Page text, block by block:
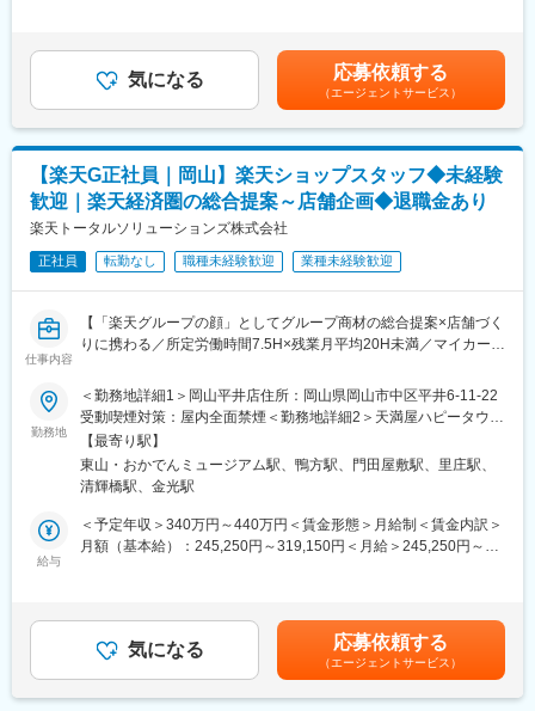
自動車の販売・整備・買取・オークション・リサイクルまで車に
関する全てを扱っており、多角的な事業展開で安定した収益を上
げています。
2024年にはシティライトを親会社とするグループ会社が12社とな
り、グループ売上は180億円を超える規模となりました。今後も
M&Aを強化しグループ会社を増やし、売上高は200億円、300億円
と拡大を目指しております。
デジタル化・DX推進のほか、地域スポーツ支援やサステナビリテ
ィにも取り組んでいます。
・年次決算業務 など
グループ会社の経理業務も一括して行っており、部署ごとに担当
経理がついています。入社後、まずは先輩社員と一緒に担当部署
■組織構成：
経理部門には、20代～50代の5名（管理職含めて５名）の社員が
所属しております。
■ステップアップ：
将来的には主任→係長→課長とリーダークラスから管理職クラス
へのステップアップを期待しています。
■働き方：
7時間30分労働・残業20ｈ以内
転勤無し
育産休実績あり／家族手当など子育て支援あり
※有給取得もしやすい環境です！
自動車の販売・整備・買取・オークション・リサイクルまで車に
関する全てを扱っており、多角的な事業展開で安定した収益を上
デジタル化・DX推進のほか、地域スポーツ支援やサステナビリテ
ィにも取り組んでいます。
与：あり（年2回）■昇給：あり（年1回）賃金はあくまでも目安
の金額であり、選考を通じて上下する可能性があります。月給(月
額)は固定手当を含めた表記です。
気になる 応募依頼する
（エージェントサービス）
【楽天G正社員｜岡山】楽天ショップスタッフ◆未経験
歓迎｜楽天経済圏の総合提案～店舗企画◆退職金あり
楽天トータルソリューションズ株式会社
正社員 転勤なし 職種未経験歓迎 業種未経験歓迎
仕事内容
【「楽天グループの顔」としてグループ商材の総合提案×店舗づく
りに携わる／所定労働時間7.5H×残業月平均20H未満／マイカー通
楽天モバイルショップに来店されるお客様へ、楽天経済圏の幅広
いサービスを総合的にご提案します。
単なる携帯販売ではなく、楽天グループ唯一の対面チャネルとし
て、お客様の生活をより豊かにするトータルサポートを行うポジ
ションです。
■具体的には：
◇お客様対応
・スマホの初期設定・データ移行サポート
・問い合わせ対応
勤務地
＜勤務地詳細1＞岡山平井店住所：岡山県岡山市中区平井6-11-22
受動喫煙対策：屋内全面禁煙＜勤務地詳細2＞天満屋ハピータウン
鴨方店住所：岡山県浅口市鴨方町六条院中2128-1 受動喫煙対策：
屋内全面禁煙変更の範囲：会社の定める事業所
【最寄り駅】
東山・おかでんミュージアム駅、鴨方駅、門田屋敷駅、里庄駅、
清輝橋駅、金光駅
給与
＜予定年収＞340万円～440万円＜賃金形態＞月給制＜賃金内訳＞
月額（基本給）：245,250円～319,150円＜月給＞245,250円～
はあくまでも目安の金額であり、選考を通じて上下する可能性が
あります。月給(月額)は固定手当を含めた表記です。
気になる 応募依頼する
（エージェントサービス）